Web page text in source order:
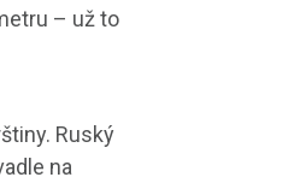
– už to
Ruský
na